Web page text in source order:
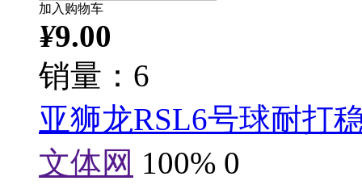
加入购物车
¥9.00
销量：6
亚狮龙RSL6号球耐打
文体网 100% 0